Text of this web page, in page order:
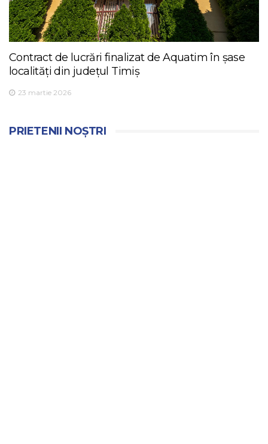
Contract de lucrări finalizat de Aquatim în șase
localități din județul Timiș
23 martie 2026
PRIETENII NOȘTRI